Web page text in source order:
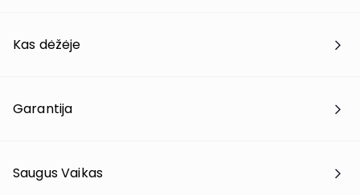
Kas dėžėje
Garantija
Saugus Vaikas